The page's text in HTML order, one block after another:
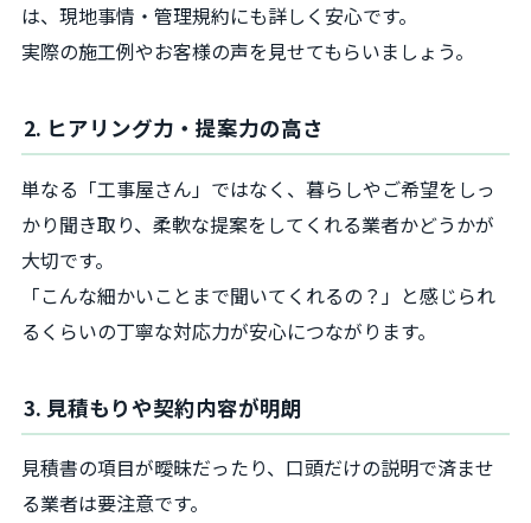
は、現地事情・管理規約にも詳しく安心です。
実際の施工例やお客様の声を見せてもらいましょう。
2. ヒアリング力・提案力の高さ
単なる「工事屋さん」ではなく、暮らしやご希望をしっ
かり聞き取り、柔軟な提案をしてくれる業者かどうかが
大切です。
「こんな細かいことまで聞いてくれるの？」と感じられ
るくらいの丁寧な対応力が安心につながります。
3. 見積もりや契約内容が明朗
見積書の項目が曖昧だったり、口頭だけの説明で済ませ
る業者は要注意です。